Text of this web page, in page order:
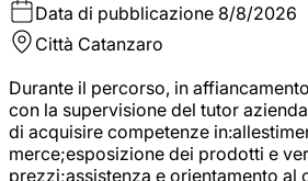
Data di pubblicazione 8/8/2026
Città Catanzaro
Durante il percorso, in
con la supervisione del tutor
di acquisire competenze
merce;esposizione dei prodotti e
prezzi;assistenza e orientamento al